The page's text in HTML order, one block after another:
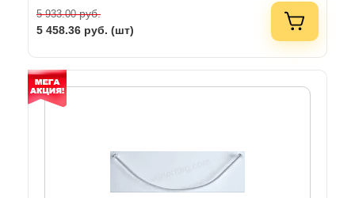
5 933.00руб.
5 458.36 руб. (шт)